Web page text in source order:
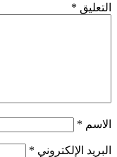
التعليق *
الاسم *
البريد الإلكتروني *